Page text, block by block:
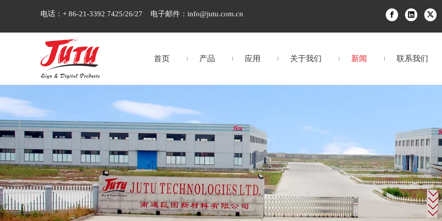
电话：+ 86-21-3392 7425/26/27 电子邮件： info@jutu.com.cn
首页 产品 应用 关于我们 新闻 联系我们